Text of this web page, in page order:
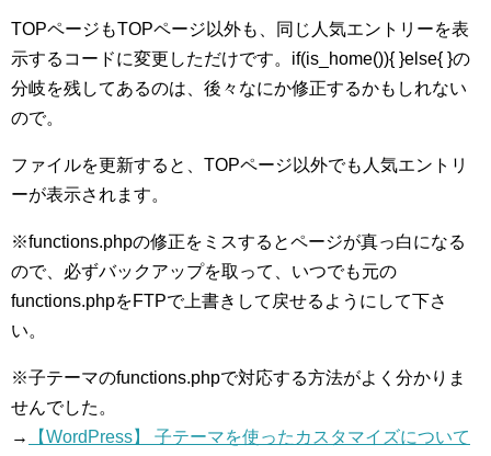
TOPページもTOPページ以外も、同じ人気エントリーを表
示するコードに変更しただけです。if(is_home()){ }else{ }の
分岐を残してあるのは、後々なにか修正するかもしれない
ので。
ファイルを更新すると、TOPページ以外でも人気エントリ
ーが表示されます。
※functions.phpの修正をミスするとページが真っ白になる
ので、必ずバックアップを取って、いつでも元の
functions.phpをFTPで上書きして戻せるようにして下さ
い。
※子テーマのfunctions.phpで対応する方法がよく分かりま
せんでした。
→
【WordPress】 子テーマを使ったカスタマイズについて